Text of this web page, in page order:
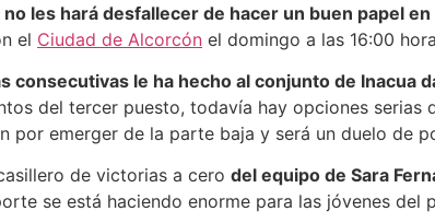
les hará desfallecer de hacer un buen papel
el Ciudad de Alcorcón el domingo a las 16:00
consecutivas le ha hecho al conjunto de Inacua
del tercer puesto, todavía hay opciones serias
por emerger de la parte baja y será un duelo de
de victorias a cero del equipo de Sara
se está haciendo enorme para las jóvenes del